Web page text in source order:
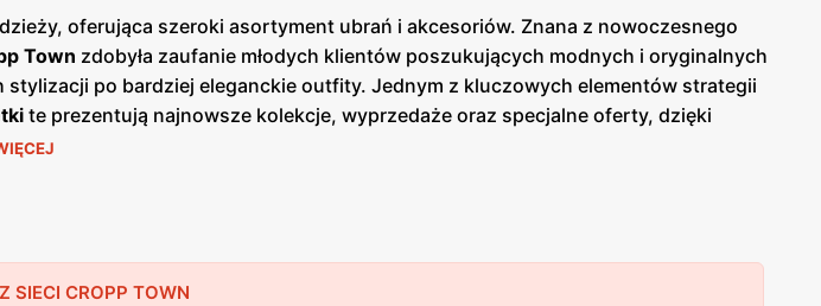
oferująca szeroki asortyment ubrań i akcesoriów. Znana z nowoczesnego
Town zdobyła zaufanie młodych klientów poszukujących modnych i oryginalnych
po bardziej eleganckie outfity. Jednym z kluczowych elementów strategii
te prezentują najnowsze kolekcje, wyprzedaże oraz specjalne oferty, dzięki
Są one dostępne zarówno w formie papierowej w sklepach, jak i online, co
miejscach na terenie całej Polski, co ułatwia dostęp do szerokiej gamy
oraz pomoc w wyborze odpowiednich produktów, oferując fachowe doradztwo i
wielu zadowolonych klientów.
SIECI CROPP TOWN